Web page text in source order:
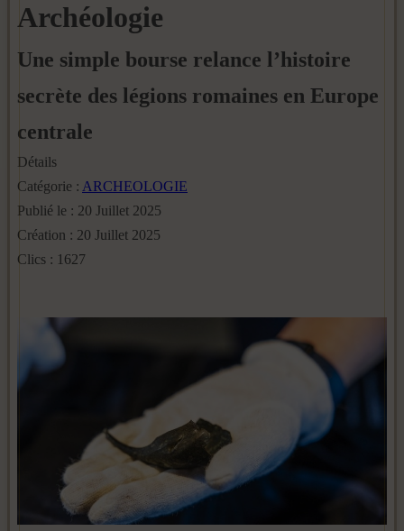
Archéologie
Une simple bourse relance l’histoire
secrète des légions romaines en Europe
centrale
Détails
Catégorie : ARCHEOLOGIE
Publié le : 20 Juillet 2025
Création : 20 Juillet 2025
Clics : 1627